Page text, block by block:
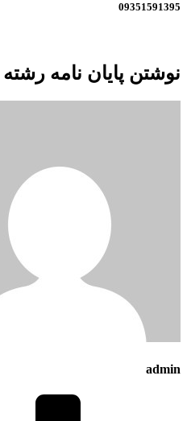
09351591395
نوشتن پایان نامه
admin